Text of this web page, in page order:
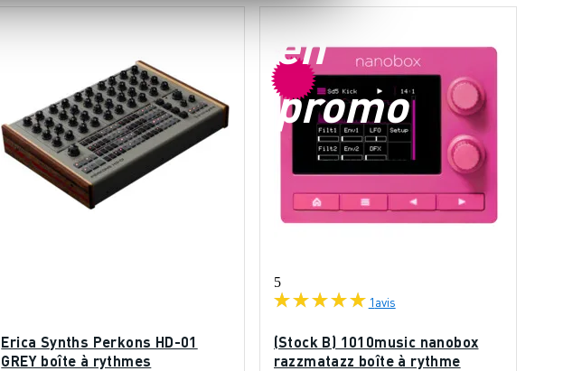
Erica Synths Perkons HD-01
GREY boîte à rythmes
en
promo
5
1avis
(Stock B) 1010music nanobox
razzmatazz boîte à rythme